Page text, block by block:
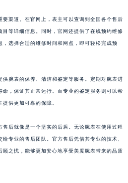
渠道。在官网上，表主可以查询到全国各个售后
目等详细信息。同时，官网还提供了在线预约维修
选择合适的维修时间和网点，即可轻松完成预
腕表的保养、清洁和鉴定等服务。定期对腕表进
，保证其正常运行。而专业的鉴定服务则可以帮
供更加可靠的保障。
后就像是一个坚实的后盾。无论腕表在使用过程
专业的售后团队。官方售后凭借其专业的技术、
之忧，能够更加安心地享受美度腕表带来的品质